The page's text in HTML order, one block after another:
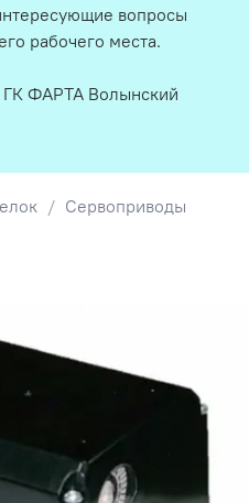
Сервоприводы
вопросы
рабочего места.
ГК ФАРТА Волынский